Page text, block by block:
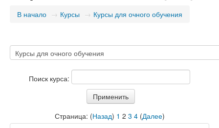
В начало → Курсы → Курсы для очного обучения
Поиск курса:
Страница: (Назад) 1 2 3 4 (Далее)